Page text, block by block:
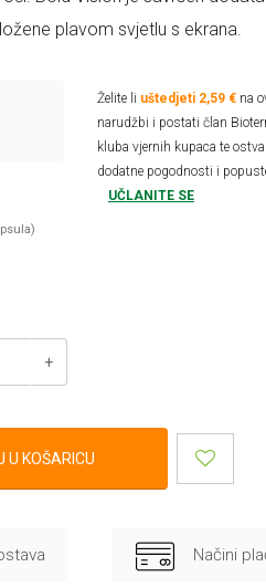
plavom svjetlu s ekrana.
Želite li uštedjeti 2,59 €na
narudžbi i postati član
kluba vjernih kupaca te
dodatne pogodnosti i
UČLANITE SE
U KOŠARICU
Načini